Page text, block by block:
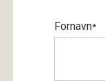
Fornavn*